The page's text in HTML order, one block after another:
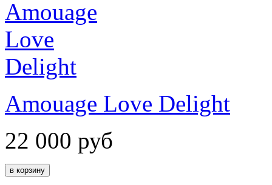
Amouage Love Delight
22 000 руб